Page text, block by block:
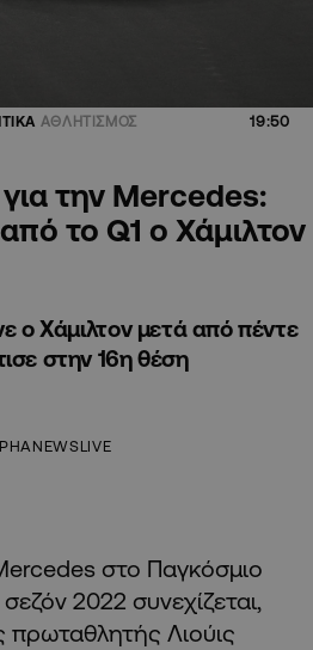
ΑΘΛΗΤΙΣΜΟΣ 19:50
την Mercedes:
το Q1 ο Χάμιλτον
ο Χάμιλτον μετά από πέντε
στην 16η θέση
στο Παγκόσμιο
2022 συνεχίζεται,
Λιούις